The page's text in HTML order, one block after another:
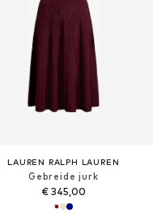
LAUREN RALPH LAUREN
Gebreide jurk
€ 345,00